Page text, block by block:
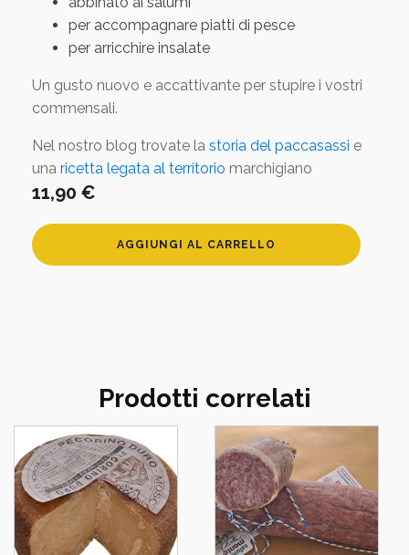
per accompagnare piatti di pesce
per arricchire insalate
Un gusto nuovo e accattivante per stupire i vostri
commensali.
Nel nostro blog trovate la storia del paccasassi e
una ricetta legata al territorio marchigiano
11,90 €
Paccasassi
sott'olio
AGGIUNGI AL CARRELLO
Prodotti correlati